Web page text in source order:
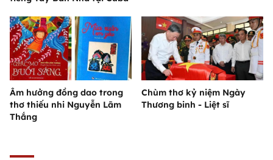
Âm hưởng đồng dao trong
thơ thiếu nhi Nguyễn Lãm
Thắng
Chùm thơ kỷ niệm Ngày
Thương binh - Liệt sĩ